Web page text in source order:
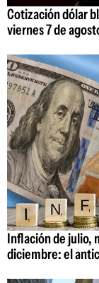
Cotización dólar
viernes 7 de
Inflación de julio,
diciembre: el